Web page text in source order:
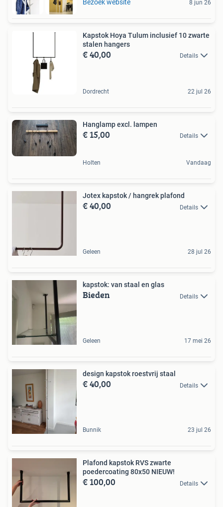
Bezoek website 8 jun 26
Kapstok Hoya Tulum inclusief 10 zwarte
stalen hangers
€ 40,00 Details
Dordrecht 22 jul 26
Hanglamp excl. lampen
€ 15,00 Details
Holten Vandaag
Jotex kapstok / hangrek plafond
€ 40,00 Details
Geleen 28 jul 26
kapstok: van staal en glas
Bieden Details
Geleen 17 mei 26
design kapstok roestvrij staal
€ 40,00 Details
Bunnik 23 jul 26
Plafond kapstok RVS zwarte
poedercoating 80x50 NIEUW!
€ 100,00 Details